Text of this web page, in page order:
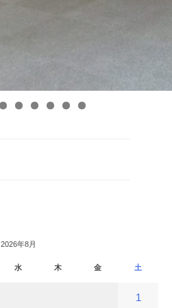
2026年8月
水 木 金 土
1